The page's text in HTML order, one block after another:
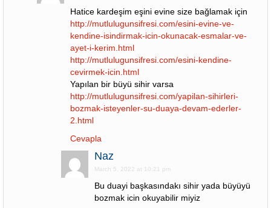
Hatice kardeşim eşini evine size bağlamak için
http://mutlulugunsifresi.com/esini-evine-ve-
kendine-isindirmak-icin-okunacak-esmalar-ve-
ayet-i-kerim.html
http://mutlulugunsifresi.com/esini-kendine-
cevirmek-icin.html
Yapılan bir büyü sihir varsa
http://mutlulugunsifresi.com/yapilan-sihirleri-
bozmak-isteyenler-su-duaya-devam-ederler-
2.html
Cevapla
Naz
March 5, 2022 at 10:21 pm
Bu duayi başkasındakı sihir yada büyüyü
bozmak icin okuyabilir miyiz